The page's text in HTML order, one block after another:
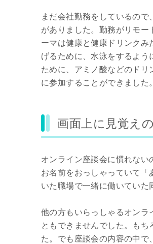
まだ会社勤務をしているので
がありました。勤務がリモ
ーマは健康と健康ドリンク
げるために、水泳をするよ
ために、アミノ酸などのド
に参加することができました。
画面上に見覚え
オンライン座談会に慣れない
お名前をおっしゃっていて
いた職場で一緒に働いていた
他の方もいらっしゃるオンラ
ともできませんでした。も
た。でも座談会の内容の中